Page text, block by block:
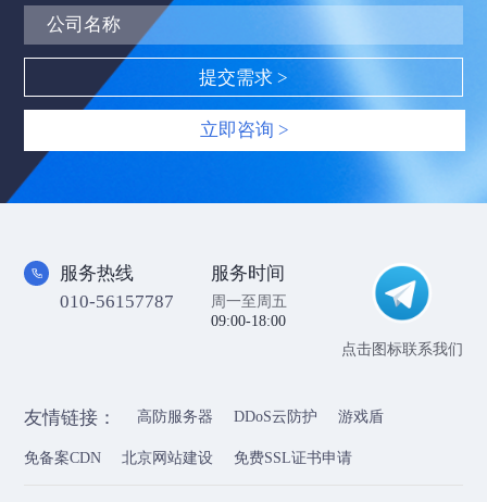
立即咨询 >
服务热线
010-56157787
服务时间
周一至周五
09:00-18:00
点击图标联系我们
友情链接： 高防服务器 DDoS云防护 游戏盾
免备案CDN 北京网站建设 免费SSL证书申请